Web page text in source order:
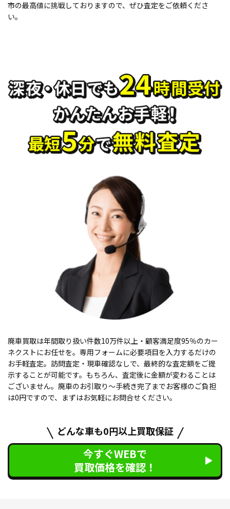
市の最高値に挑戦しておりますので、ぜひ査定をご依頼くださ
い。
廃車買取は年間取り扱い件数10万件以上・顧客満足度95％のカー
ネクストにお任せを。専用フォームに必要項目を入力するだけの
お手軽査定。訪問査定・現車確認なしで、最終的な査定額をご提
示することが可能です。もちろん、査定後に金額が変わることは
ございません。廃車のお引取り〜手続き完了までお客様のご負担
は0円ですので、まずはお気軽にお問合せください。
どんな車も0円以上買取保証
今すぐWEBで
買取価格を確認！